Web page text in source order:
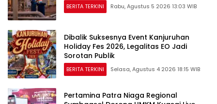
BERITA TERKINI Rabu, Agustus 5 2026 13:03 WIB
Dibalik Suksesnya Event Kanjuruhan
Holiday Fes 2026, Legalitas EO Jadi
Sorotan Publik
BERITA TERKINI Selasa, Agustus 4 2026 18:15 WIB
Pertamina Patra Niaga Regional